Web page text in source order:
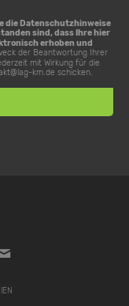
dieDatenschutzhinweise
sind, dass Ihre hier
erhoben und
der Beantwortung Ihrer
mit Wirkung für die
km.de schicken.